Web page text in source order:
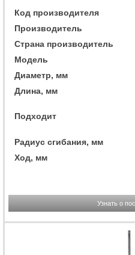
Код производителя
Производитель
Страна производитель
Модель
Диаметр, мм
Длина, мм
Подходит
Радиус сгибания, мм
Ход, мм
Узнать о